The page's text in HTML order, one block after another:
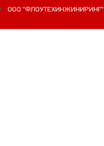
ООО "ФЛОУТЕХИНЖИНИРИНГ"